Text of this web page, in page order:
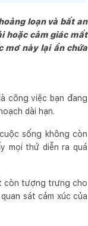
loạn và bất an
hoặc cảm giác mất
mơ này lại ẩn chứa
công việc bạn đang
dài hạn.
sống không còn
mọi thứ diễn ra quá
còn tượng trưng cho
sát cảm xúc của